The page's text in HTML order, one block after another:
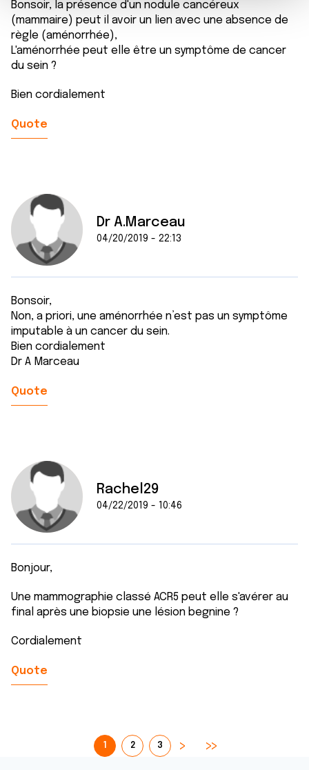
médias sociaux et d'analyser notre trafic. Nous
partageons également des informations sur l'utilisation de
notre site avec nos partenaires de médias sociaux, de
publicité et d'analyse, qui peuvent combiner celles-ci
avec d'autres informations que vous leur avez fournies
ou qu'ils ont collectées lors de votre utilisation de leurs
mBonsoir, la présence d'un nodule cancéreux
(mammaire) peut il avoir un lien avec une absence de
règle (aménorrhée),
L'aménorrhée peut elle être un symptôme de cancer
du sein ?
Bien cordialement
Quote
Dr A.Marceau
04/20/2019 - 22:13
Bonsoir,
Non, a priori, une aménorrhée n’est pas un symptôme
imputable à un cancer du sein.
Bien cordialement
Dr A Marceau
Quote
Rachel29
04/22/2019 - 10:46
Bonjour,
Une mammographie classé ACR5 peut elle s'avérer au
final après une biopsie une lésion begnine ?
Cordialement
Quote
1 2 3